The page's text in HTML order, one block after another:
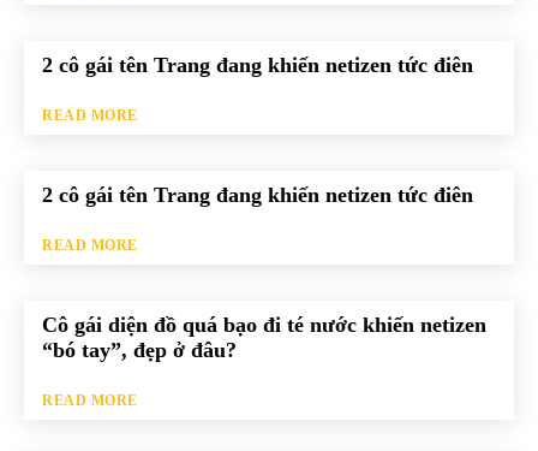
2 cô gái tên Trang đang khiến netizen tức điên
READ MORE
2 cô gái tên Trang đang khiến netizen tức điên
READ MORE
Cô gái diện đồ quá bạo đi té nước khiến netizen
“bó tay”, đẹp ở đâu?
READ MORE